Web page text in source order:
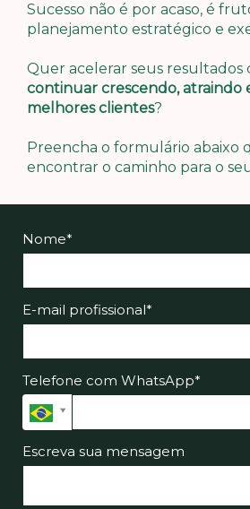
Sucesso não é por acaso, é
planejamento estratégico e
Quer acelerar seus resultados
continuar crescendo, atraindo
melhores clientes?
Preencha o formulário abaixo
encontrar o caminho para o
Nome*
E-mail profissional*
Telefone com WhatsApp*
Telefone
com
WhatsApp*
Escreva sua mensagem